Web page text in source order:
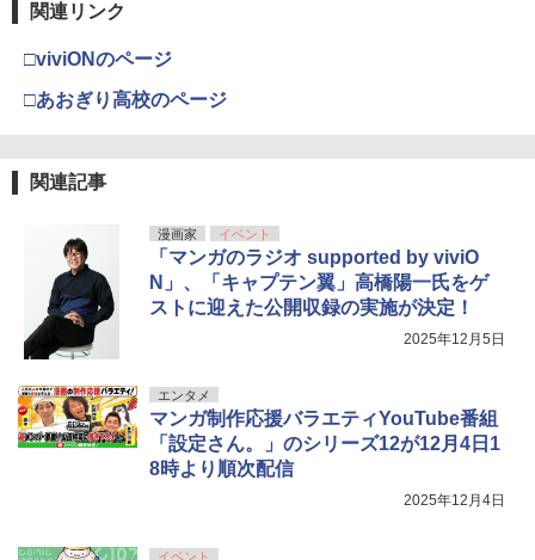
関連リンク
□viviONのページ
□あおぎり高校のページ
関連記事
漫画家 イベント
「マンガのラジオ supported by viviO
N」、「キャプテン翼」高橋陽一氏をゲ
ストに迎えた公開収録の実施が決定！
2025年12月5日
エンタメ
マンガ制作応援バラエティYouTube番組
「設定さん。」のシリーズ12が12月4日1
8時より順次配信
2025年12月4日
イベント